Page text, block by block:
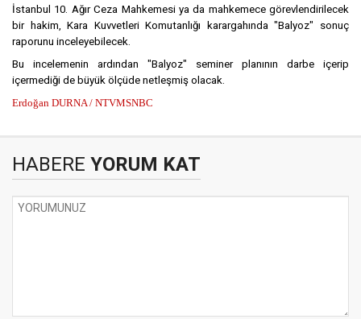
İstanbul 10. Ağır Ceza Mahkemesi ya da mahkemece görevlendirilecek
bir hakim, Kara Kuvvetleri Komutanlığı karargahında "Balyoz" sonuç
raporunu inceleyebilecek.
Bu incelemenin ardından "Balyoz" seminer planının darbe içerip
içermediği de büyük ölçüde netleşmiş olacak.
Erdoğan DURNA / NTVMSNBC
HABERE YORUM KAT